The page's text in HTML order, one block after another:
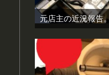
元店主の近況報告